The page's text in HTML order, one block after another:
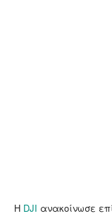
Η DJI ανακοίνωσε